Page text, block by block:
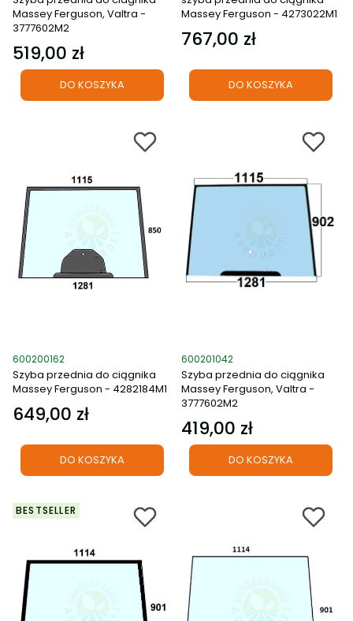
Massey Ferguson, Valtra -
3777602M2
Cena
519,00 zł
DO KOSZYKA
Massey Ferguson - 4273022M1
Cena
767,00 zł
DO KOSZYKA
Kod produktu
600200162
Szyba przednia do ciągnika
Massey Ferguson - 4282184M1
Cena
649,00 zł
DO KOSZYKA
Kod produktu
600201042
Szyba przednia do ciągnika
Massey Ferguson, Valtra -
3777602M2
Cena
419,00 zł
DO KOSZYKA
BESTSELLER